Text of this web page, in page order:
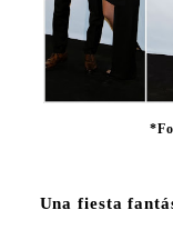
Una fiesta